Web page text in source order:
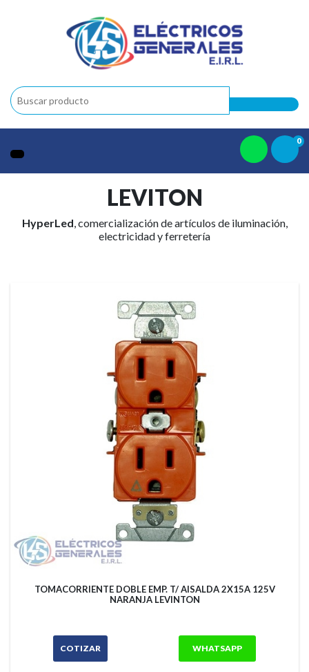
0
LEVITON
HyperLed, comercialización de artículos de iluminación,
electricidad y ferretería
TOMACORRIENTE DOBLE EMP. T/ AISALDA 2X15A 125V
NARANJA LEVINTON
COTIZAR WHATSAPP